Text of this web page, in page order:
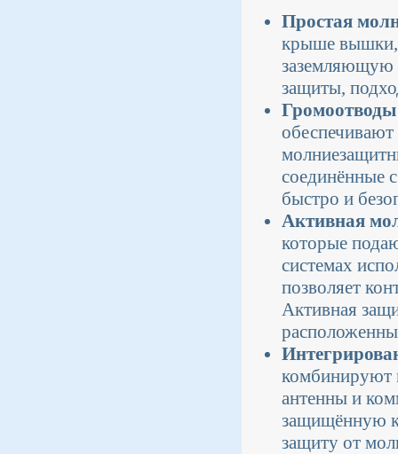
Простая
крыше вышки,
заземляющую
защиты,
соединённые
быстро и
Активная
которые
системах
позволяет
Активная
комбинируют
антенны и
защищённую
защиту от